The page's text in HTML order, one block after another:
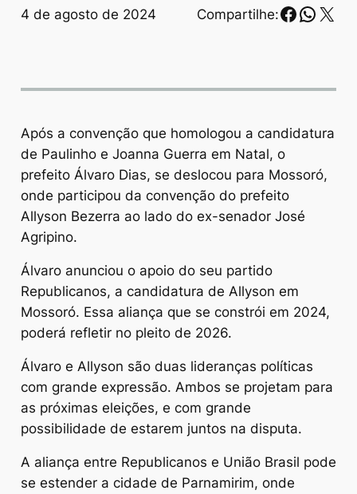
4 de agosto de 2024 Compartilhe: X
Após a convenção que homologou a candidatura
de Paulinho e Joanna Guerra em Natal, o
prefeito Álvaro Dias, se deslocou para Mossoró,
onde participou da convenção do prefeito
Allyson Bezerra ao lado do ex-senador José
Agripino.
Álvaro anunciou o apoio do seu partido
Republicanos, a candidatura de Allyson em
Mossoró. Essa aliança que se constrói em 2024,
poderá refletir no pleito de 2026.
Álvaro e Allyson são duas lideranças políticas
com grande expressão. Ambos se projetam para
as próximas eleições, e com grande
possibilidade de estarem juntos na disputa.
A aliança entre Republicanos e União Brasil pode
se estender a cidade de Parnamirim, onde